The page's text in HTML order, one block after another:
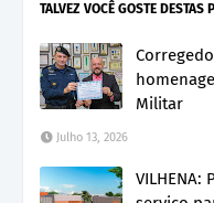
TALVEZ VOCÊ GOSTE DESTAS
Militar
Julho 13, 2026